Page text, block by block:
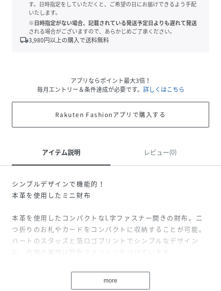
す。日時指定をしていただくと、ご希望の日にお届けできるよう手配
いたします。
※日時指定がない場合、記載されている発送予定日よりも遅れて発送
される場合がございますので、あらかじめご了承ください。
local_shipping3,980円以上の購入で送料無料
アプリならポイント最大3倍！
毎月エントリー＆条件達成が必要です。 詳しくはこちら
Rakuten Fashionアプリで購入する
アイテム説明 レビュー(0)
シンプルデザインで機能的！
本革を使用したミニ財布
本革を使用したコンパクトなL字ファスナー開きの財布。二
つ折りのお札やカードをコンパクトに収納することが可能。
ハートのスタッズと箔ロゴプリントでシンプルなデザイン
に、内側の裏地は配色でメリハリをつけています。
本体外側にはＤカンが付いているので、ストラップやキーホ
more